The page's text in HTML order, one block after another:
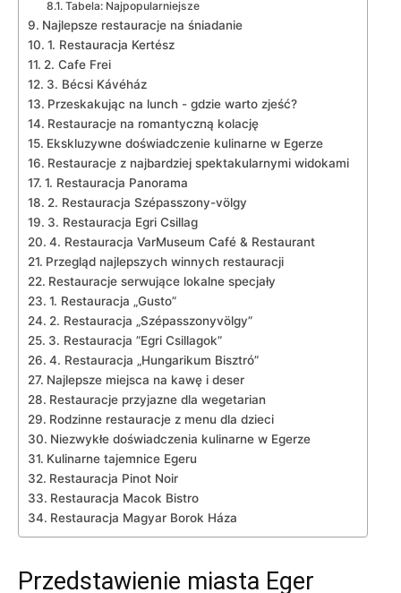
Tabela: Najpopularniejsze
Najlepsze‌ restauracje na​ śniadanie
1. Restauracja Kertész
2. ⁢Cafe‍ Frei
3. Bécsi ‍Kávéház
Przeskakując na lunch -⁢ gdzie warto zjeść?
Restauracje na romantyczną kolację
Ekskluzywne doświadczenie kulinarne w Egerze
Restauracje z najbardziej spektakularnymi widokami
1. Restauracja Panorama
2. Restauracja Szépasszony-völgy
3. Restauracja Egri Csillag
4. Restauracja ‌VarMuseum Café ‍& Restaurant
Przegląd najlepszych winnych restauracji
Restauracje⁢ serwujące lokalne specjały
1. Restauracja​ „Gusto”
2. Restauracja „Szépasszonyvölgy”
3. ⁤Restauracja ⁣”Egri ‌Csillagok”
4. Restauracja „Hungarikum Bisztró”
Najlepsze miejsca na kawę i deser
Restauracje‌ przyjazne dla ⁤wegetarian
Rodzinne ‍restauracje z​ menu‍ dla ⁤dzieci
Niezwykłe doświadczenia kulinarne w ⁢Egerze
Kulinarne⁣ tajemnice Egeru
Restauracja Pinot Noir
Restauracja​ Macok Bistro
Restauracja Magyar Borok Háza
Przedstawienie ‌miasta Eger